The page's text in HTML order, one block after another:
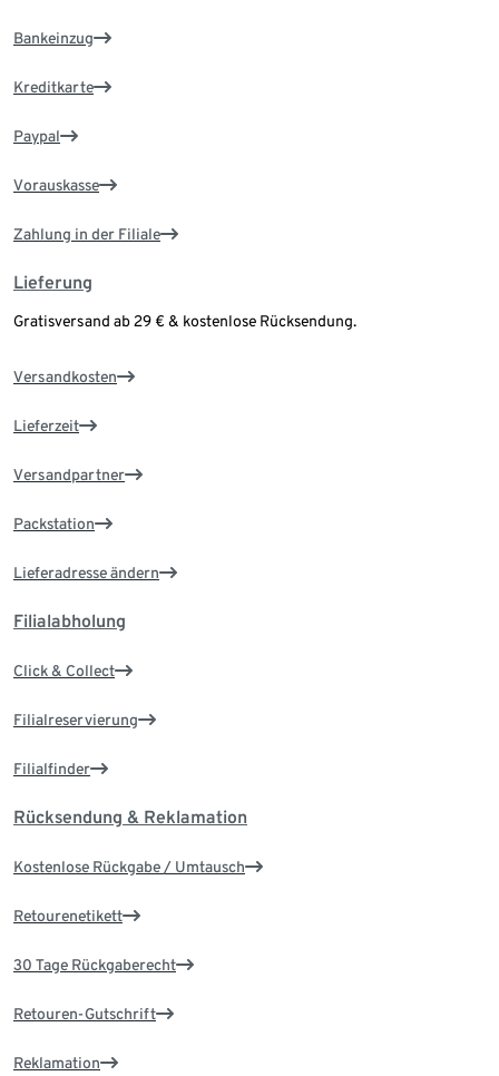
Bankeinzug
Kreditkarte
Paypal
Vorauskasse
Zahlung in der Filiale
Lieferung
Gratisversand ab 29 € & kostenlose Rücksendung.
Versandkosten
Lieferzeit
Versandpartner
Packstation
Lieferadresse ändern
Filialabholung
Click & Collect
Filialreservierung
Filialfinder
Rücksendung & Reklamation
Kostenlose Rückgabe / Umtausch
Retourenetikett
30 Tage Rückgaberecht
Retouren-Gutschrift
Reklamation